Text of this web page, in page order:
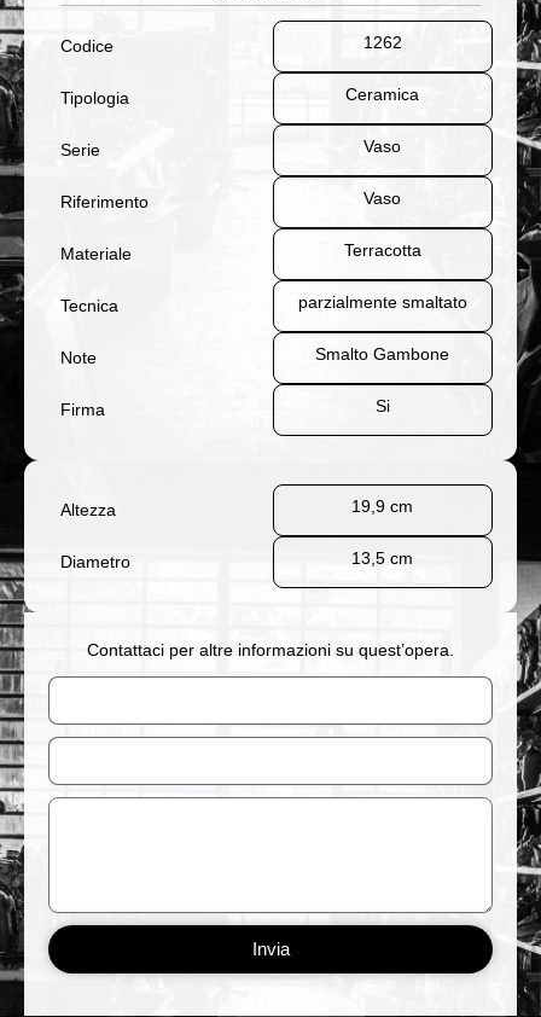
Codice 1262
Tipologia Ceramica
Serie Vaso
Riferimento Vaso
Materiale Terracotta
Tecnica parzialmente smaltato
Note Smalto Gambone
Firma Si
Altezza 19,9 cm
Diametro 13,5 cm
Contattaci per altre informazioni su quest’opera.
Nome
Email
Messaggio
Invia